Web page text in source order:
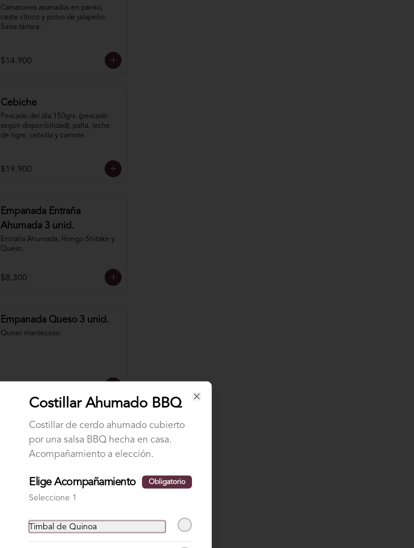
Camarones apanados en panko,
ceste cí­trico y polvo de jalapeño.
Salsa tártara.
$14.900
Cebiche
Pescado del día 150grs. (pescado
según disponibilidad), palta, leche
de tigre, cebolla y camote.
$19.900
Empanada Entraña
Ahumada 3 unid.
Entraña Ahumada, Hongo Shitake y
Queso.
$8.300
Empanada Queso 3 unid.
Queso mantecoso.
Tartare de Atún
Cubos de atún, palta, cebollín,
pistachos y aderezo de maracuyá.
$13.900
Costillar Ahumado BBQ
Costillar de cerdo ahumado cubierto
por una salsa BBQ hecha en casa.
Acompañamiento a elección.
Elige Acompañamiento Obligatorio
Seleccione 1
Timbal de Quinoa